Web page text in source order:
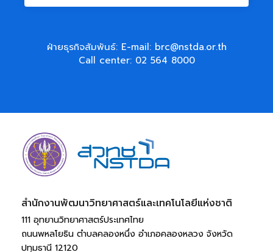
ฝ่ายธุรกิจสัมพันธ์: E-mail: brc@nstda.or.th
Call center: 02 564 8000
สำนักงานพัฒนาวิทยาศาสตร์และเทคโนโลยีแห่งชาติ​
111 อุทยานวิทยาศาสตร์ประเทศไทย
ถนนพหลโยธิน ตำบลคลองหนึ่ง อำเภอคลองหลวง จังหวัด
ปทุมธานี 12120